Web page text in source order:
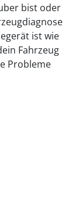
bist oder
ist wie
Fahrzeug
Probleme